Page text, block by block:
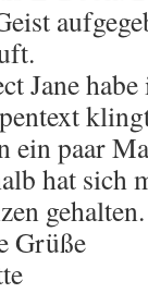
Jane
ein paar
hat sich
gehalten.
Grüße